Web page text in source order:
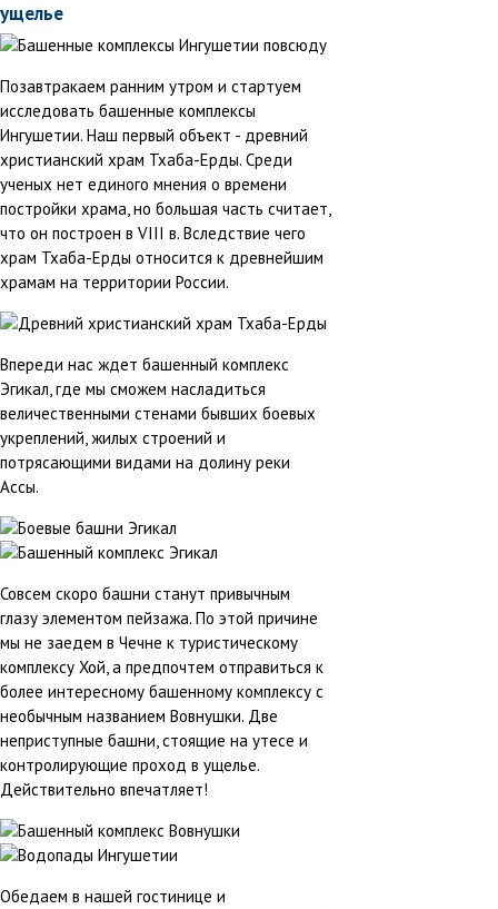
ущелье
Позавтракаем ранним утром и стартуем
исследовать башенные комплексы
Ингушетии. Наш первый объект - древний
христианский храм Тхаба-Ерды. Среди
ученых нет единого мнения о времени
постройки храма, но большая часть считает,
что он построен в VIII в. Вследствие чего
храм Тхаба-Ерды относится к древнейшим
храмам на территории России.
Впереди нас ждет башенный комплекс
Эгикал, где мы сможем насладиться
величественными стенами бывших боевых
укреплений, жилых строений и
потрясающими видами на долину реки
Ассы.
Совсем скоро башни станут привычным
глазу элементом пейзажа. По этой причине
мы не заедем в Чечне к туристическому
комплексу Хой, а предпочтем отправиться к
более интересному башенному комплексу с
необычным названием Вовнушки. Две
неприступные башни, стоящие на утесе и
контролирующие проход в ущелье.
Действительно впечатляет!
Обедаем в нашей гостинице и